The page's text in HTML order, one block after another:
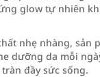
glow tự nhiên
nhẹ nhàng, sản
dưỡng da mỗi
đầy sức sống.